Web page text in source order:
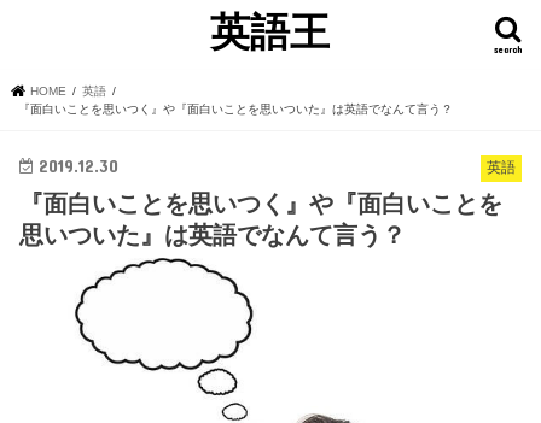
英語王 search
HOME
英語
『面白いことを思いつく』や『面白いことを思いついた』は英語でなんて言う？
英語
2019.12.30
『面白いことを思いつく』や『面白いことを
思いついた』は英語でなんて言う？